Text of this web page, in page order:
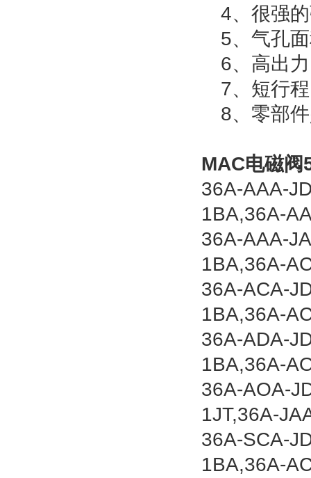
4、很强的
5、气孔面
6、高出力
7、短行程
8、零部件
MAC电磁
36A-AAA-
1BA,36A-
36A-AAA-
1BA,36A-
36A-ACA-
1BA,36A-
36A-ADA-
1BA,36A-
36A-AOA-
1JT,36A-
36A-SCA-
1BA,36A-